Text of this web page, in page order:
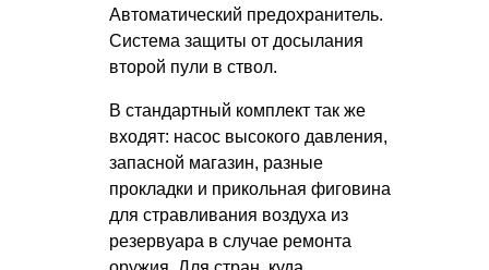
Автоматический предохранитель.
Система защиты от досылания
второй пули в ствол.
В стандартный комплект так же
входят: насос высокого давления,
запасной магазин, разные
прокладки и прикольная фиговина
для стравливания воздуха из
резервуара в случае ремонта